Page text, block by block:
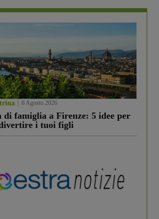
6 Agosto 2026
di famiglia a Firenze: 5 idee per
i tuoi figli